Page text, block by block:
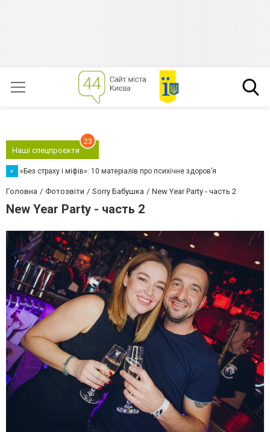
Наші спецпроєкти
23
« «Без страху і міфів»: 10 матеріалів про психічне здоров’я
Головна Фотозвіти Sorry Бабушка New Year Party - часть 2
New Year Party - часть 2